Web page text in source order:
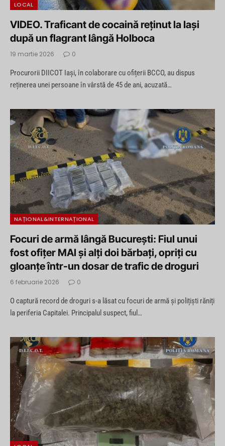
LOCAL
VIDEO. Traficant de cocaină reținut la Iași
după un flagrant lângă Holboca
19 martie 2026 0
Procurorii DIICOT Iași, în colaborare cu ofițerii BCCO, au dispus
reținerea unei persoane în vârstă de 45 de ani, acuzată…
NAȚIONAL&INTERNAȚIONAL
Focuri de armă lângă București: Fiul unui
fost ofițer MAI și alți doi bărbați, opriți cu
gloanțe într-un dosar de trafic de droguri
6 februarie 2026 0
O captură record de droguri s-a lăsat cu focuri de armă și polițiști răniți
la periferia Capitalei. Principalul suspect, fiul…